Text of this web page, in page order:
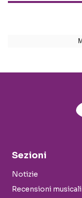
Sezioni
Notizie
Recensioni musicali